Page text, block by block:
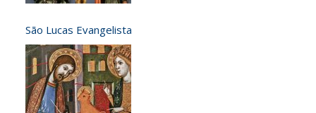
São Lucas Evangelista